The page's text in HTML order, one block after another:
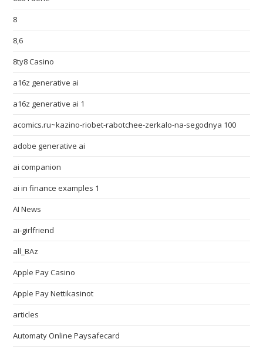
8
8,6
8ty8 Casino
a16z generative ai
a16z generative ai 1
acomics.ru~kazino-riobet-rabotchee-zerkalo-na-segodnya 100
adobe generative ai
ai companion
ai in finance examples 1
AI News
ai-girlfriend
all_BAz
Apple Pay Casino
Apple Pay Nettikasinot
articles
Automaty Online Paysafecard